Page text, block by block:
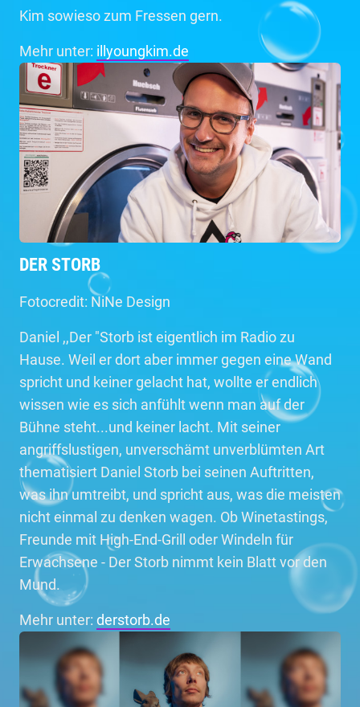
Kim sowieso zum Fressen gern.
Mehr unter: illyoungkim.de
DER STORB
Fotocredit: NiNe Design
Daniel ,,Der "Storb ist eigentlich im Radio zu
Hause. Weil er dort aber immer gegen eine Wand
spricht und keiner gelacht hat, wollte er endlich
wissen wie es sich anfühlt wenn man auf der
Bühne steht...und keiner lacht. Mit seiner
angriffslustigen, unverschämt unverblümten Art
thematisiert Daniel Storb bei seinen Auftritten,
was ihn umtreibt, und spricht aus, was die meisten
nicht einmal zu denken wagen. Ob Winetastings,
Freunde mit High-End-Grill oder Windeln für
Erwachsene - Der Storb nimmt kein Blatt vor den
Mund.
Mehr unter: derstorb.de